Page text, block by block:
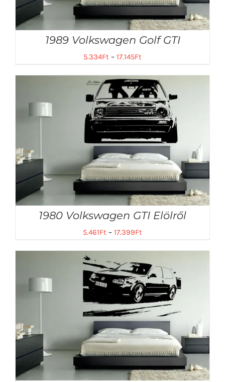
1989 Volkswagen Golf GTI
5.334Ft – 17.145Ft
1980 Volkswagen GTI Elölről
5.461Ft – 17.399Ft